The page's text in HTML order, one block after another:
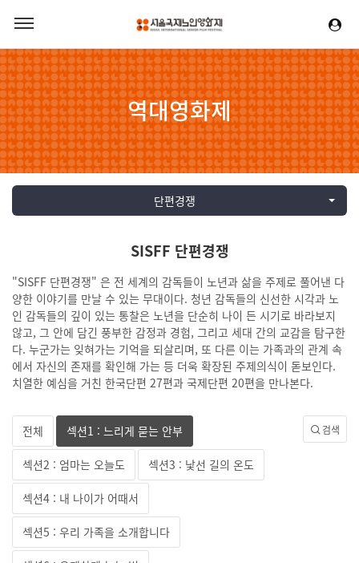
역대영화제
단편경쟁
SISFF 단편경쟁
"SISFF 단편경쟁" 은 전 세계의 감독들이 노년과 삶을 주제로 풀어낸 다
양한 이야기를 만날 수 있는 무대이다. 청년 감독들의 신선한 시각과 노
인 감독들의 깊이 있는 통찰은 노년을 단순히 나이 든 시기로 바라보지
않고, 그 안에 담긴 풍부한 감정과 경험, 그리고 세대 간의 교감을 탐구한
다. 누군가는 잊혀가는 기억을 되살리며, 또 다른 이는 가족과의 관계 속
에서 자신의 존재를 확인해 가는 등 더욱 확장된 주제의식이 돋보인다.
치열한 예심을 거친 한국단편 27편과 국제단편 20편을 만나본다.
전체 섹션1 : 느리게 묻는 안부
섹션2 : 엄마는 오늘도 섹션3 : 낯선 길의 온도
섹션4 : 내 나이가 어때서
섹션5 : 우리 가족을 소개합니다
검색